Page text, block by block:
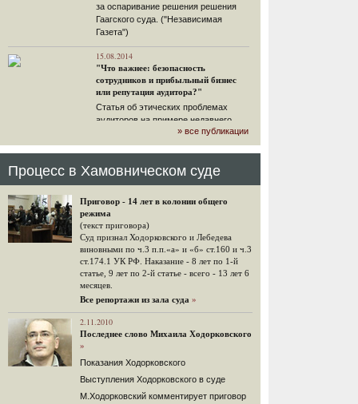
за оспаривание решения решения
Гаагского суда. ("Независимая
Газета")
15.08.2014
"Что важнее: безопасность
сотрудников и прибыльный бизнес
или репутация аудитора?"
Статья об этических проблемах
аудиторов на примере недавнего
громкого арбитражного решения по
ЮКОСу. (navalny.com)
15.08.2014
конфискационным санкциям со
стороны государства, оказались под
защитой арбитражного суда"
Швейцарская газета "Neue Zuercher
Zeitung" о гаагском судебном
решении.
48 комментариев
Не исключил
Владимир Путин допускает, что Россия может выйти из-
под юрисдикции ЕСПЧ.
88 комментариев
14.08.2014
Нарулил
» все публикации
Процесс в Хамовническом суде
Приговор - 14 лет в колонии общего
режима
(текст приговора)
Суд признал Ходорковского и Лебедева
виновными по ч.3 п.п.«а» и «б» ст.160 и ч.3
ст.174.1 УК РФ. Наказание - 8 лет по 1-й
статье, 9 лет по 2-й статье - всего - 13 лет 6
месяцев.
Все репортажи из зала суда »
2.11.2010
Последнее слово Михаила Ходорковского
»
Показания Ходорковского
Выступления Ходорковского в суде
М.Ходорковский комментирует приговор